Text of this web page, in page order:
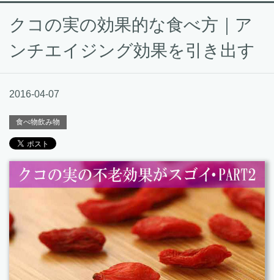
クコの実の効果的な食べ方｜ア
ンチエイジング効果を引き出す
2016-04-07
食べ物飲み物